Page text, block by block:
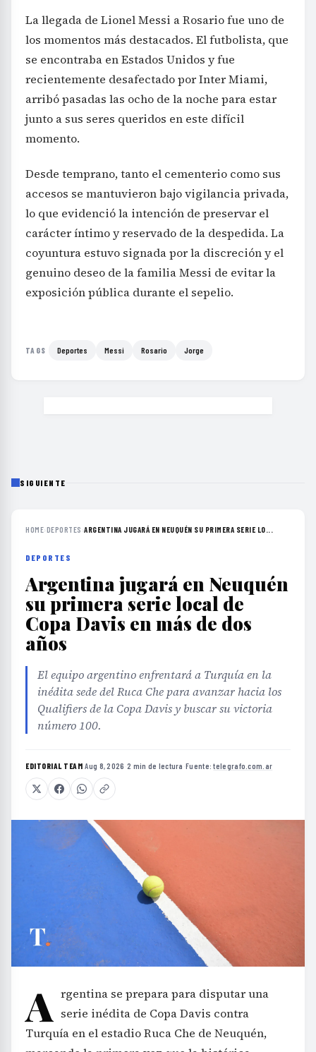
La llegada de Lionel Messi a Rosario fue uno de
los momentos más destacados. El futbolista, que
se encontraba en Estados Unidos y fue
recientemente desafectado por Inter Miami,
arribó pasadas las ocho de la noche para estar
junto a sus seres queridos en este difícil
momento.
Desde temprano, tanto el cementerio como sus
accesos se mantuvieron bajo vigilancia privada,
lo que evidenció la intención de preservar el
carácter íntimo y reservado de la despedida. La
coyuntura estuvo signada por la discreción y el
genuino deseo de la familia Messi de evitar la
exposición pública durante el sepelio.
TAGS Deportes Messi Rosario Jorge
SIGUIENTE
HOME›DEPORTES ›ARGENTINA JUGARÁ EN NEUQUÉN SU PRIMERA SERIE LO...
DEPORTES
Argentina jugará en Neuquén
su primera serie local de
Copa Davis en más de dos
años
El equipo argentino enfrentará a Turquía en la
inédita sede del Ruca Che para avanzar hacia los
Qualifiers de la Copa Davis y buscar su victoria
número 100.
EDITORIAL TEAM·Aug 8, 2026 ·2 min de lectura ·Fuente:telegrafo.com.ar
A rgentina se prepara para disputar una
serie inédita de Copa Davis contra
Turquía en el estadio Ruca Che de Neuquén,